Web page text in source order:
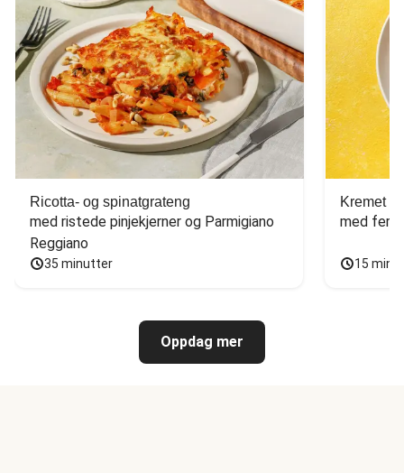
Ricotta- og spinatgrateng
med ristede pinjekjerner og Parmigiano
Reggiano
35 minutter
Kremet
med
15
Oppdag mer